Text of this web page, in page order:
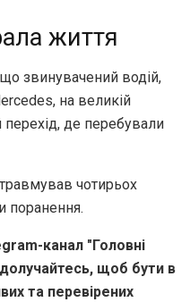
життя
звинувачений водій,
на великій
перехід, де перебували
чотирьох
поранення.
канал "Головні
щоб бути в
та перевірених